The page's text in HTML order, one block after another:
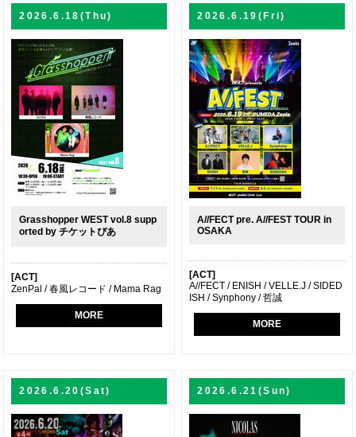
2026.6.18(Thu)
Grasshopper WEST vol.8 supp
orted by チケットぴあ
[ACT]
ZenPal / 春風レコード / Mama Rag
MORE
2026.6.19(Fri)
A//FECT pre. A//FEST TOUR in
OSAKA
[ACT]
A//FECT / ENISH / VELLE.J / SIDED
ISH / Synphony / 哲誠
MORE
2026.6.20(Sat) 2026.6.21(Sun)